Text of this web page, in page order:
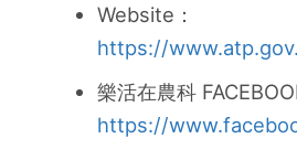
Website：
https://
樂活在農科
https://